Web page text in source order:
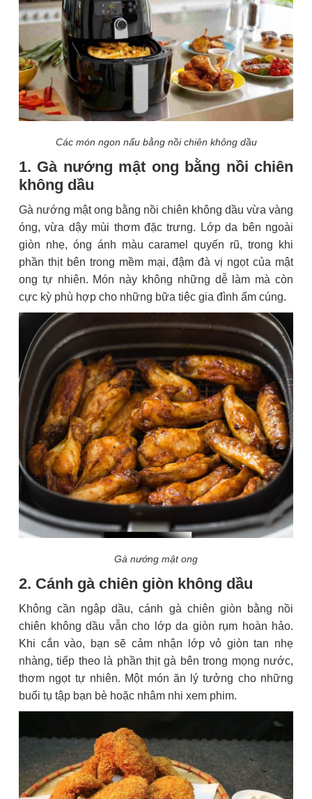
Các món ngon nấu bằng nồi chiên không dầu
1. Gà nướng mật ong bằng nồi chiên
không dầu
Gà nướng mật ong bằng nồi chiên không dầu vừa vàng
óng, vừa dậy mùi thơm đặc trưng. Lớp da bên ngoài
giòn nhẹ, óng ánh màu caramel quyến rũ, trong khi
phần thịt bên trong mềm mại, đậm đà vị ngọt của mật
ong tự nhiên. Món này không những dễ làm mà còn
cực kỳ phù hợp cho những bữa tiệc gia đình ấm cúng.
Gà nướng mật ong
2. Cánh gà chiên giòn không dầu
Không cần ngập dầu, cánh gà chiên giòn bằng nồi
chiên không dầu vẫn cho lớp da giòn rụm hoàn hảo.
Khi cắn vào, bạn sẽ cảm nhận lớp vỏ giòn tan nhẹ
nhàng, tiếp theo là phần thịt gà bên trong mọng nước,
thơm ngọt tự nhiên. Một món ăn lý tưởng cho những
buổi tụ tập bạn bè hoặc nhâm nhi xem phim.